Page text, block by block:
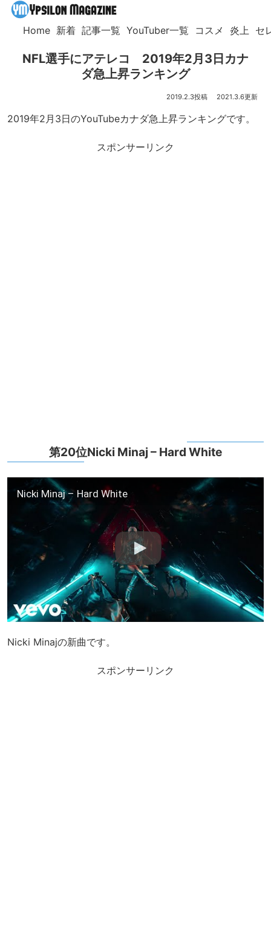
Home 新着 記事一覧 YouTuber一覧 コスメ 炎上 セ
NFL選手にアテレコ 2019年2月3日カナ
ダ急上昇ランキング
2019.2.3 2021.3.6
2019年2月3日のYouTubeカナダ急上昇ランキングです。
スポンサーリンク
第20位Nicki Minaj – Hard White
Nicki Minaj – Hard White
Nicki Minajの新曲です。
スポンサーリンク